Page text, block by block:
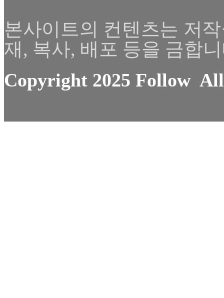
본사이트의 컨텐츠는 저
재, 복사, 배포 등을 금합
Copyright 2025 Follow